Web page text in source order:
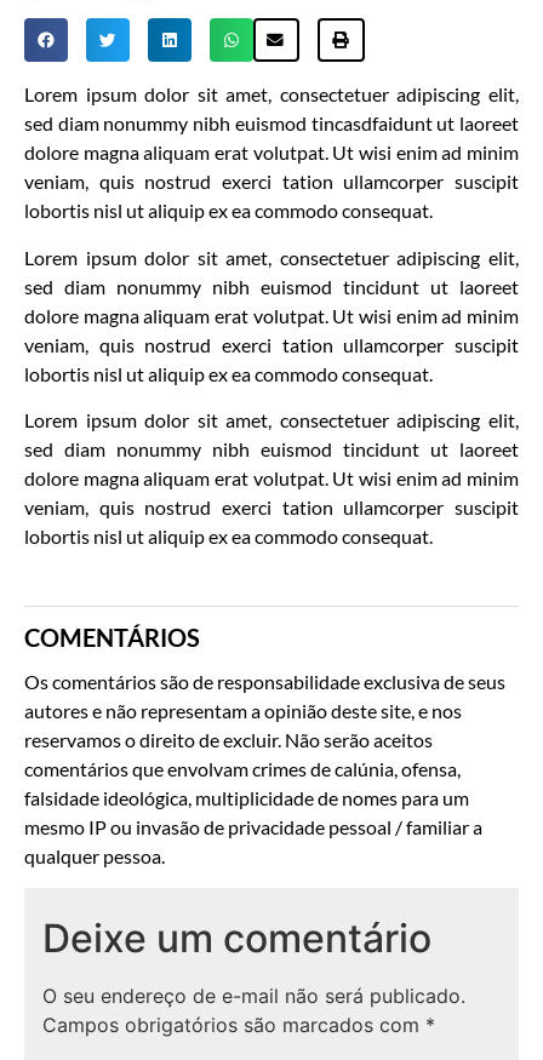
Lorem ipsum dolor sit amet, consectetuer adipiscing elit,
sed diam nonummy nibh euismod tincasdfaidunt ut laoreet
dolore magna aliquam erat volutpat. Ut wisi enim ad minim
veniam, quis nostrud exerci tation ullamcorper suscipit
lobortis nisl ut aliquip ex ea commodo consequat.
Lorem ipsum dolor sit amet, consectetuer adipiscing elit,
sed diam nonummy nibh euismod tincidunt ut laoreet
dolore magna aliquam erat volutpat. Ut wisi enim ad minim
veniam, quis nostrud exerci tation ullamcorper suscipit
lobortis nisl ut aliquip ex ea commodo consequat.
Lorem ipsum dolor sit amet, consectetuer adipiscing elit,
sed diam nonummy nibh euismod tincidunt ut laoreet
dolore magna aliquam erat volutpat. Ut wisi enim ad minim
veniam, quis nostrud exerci tation ullamcorper suscipit
lobortis nisl ut aliquip ex ea commodo consequat.
COMENTÁRIOS
Os comentários são de responsabilidade exclusiva de seus
autores e não representam a opinião deste site, e nos
reservamos o direito de excluir. Não serão aceitos
comentários que envolvam crimes de calúnia, ofensa,
falsidade ideológica, multiplicidade de nomes para um
mesmo IP ou invasão de privacidade pessoal / familiar a
qualquer pessoa.
Deixe um comentário
O seu endereço de e-mail não será publicado.
Campos obrigatórios são marcados com *